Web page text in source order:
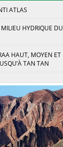
ATLAS
HYDRIQUE DU
HAUT, MOYEN ET
TAN TAN​